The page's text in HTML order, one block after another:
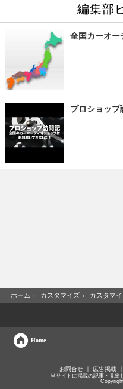
編集部
全国カーオー
プロショップ
ホーム › カスタマイズ › カスタマ
Home
お問合せ 広告掲載
当サイトに掲載の記事・見出